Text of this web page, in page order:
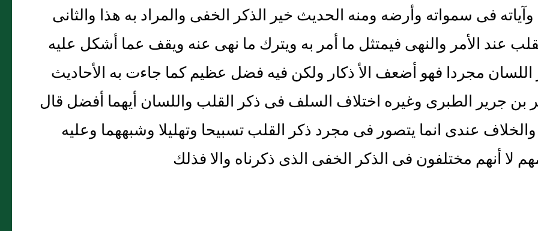
فى سمواته وأرضه ومنه الحديث خير الذكر الخفى والمراد به هذا والثانى
عند الأمر والنهى فيمتثل ما أمر به ويترك ما نهى عنه ويقف عما أشكل عليه
اللسان مجردا فهو أضعف الأ ذكار ولكن فيه فضل عظيم كما جاءت به الأحاديث
بن جرير الطبرى وغيره اختلاف السلف فى ذكر القلب واللسان أيهما أفضل قال
عندى انما يتصور فى مجرد ذكر القلب تسبيحا وتهليلا وشبههما وعليه
لا أنهم مختلفون فى الذكر الخفى الذى ذكرناه والا فذلك